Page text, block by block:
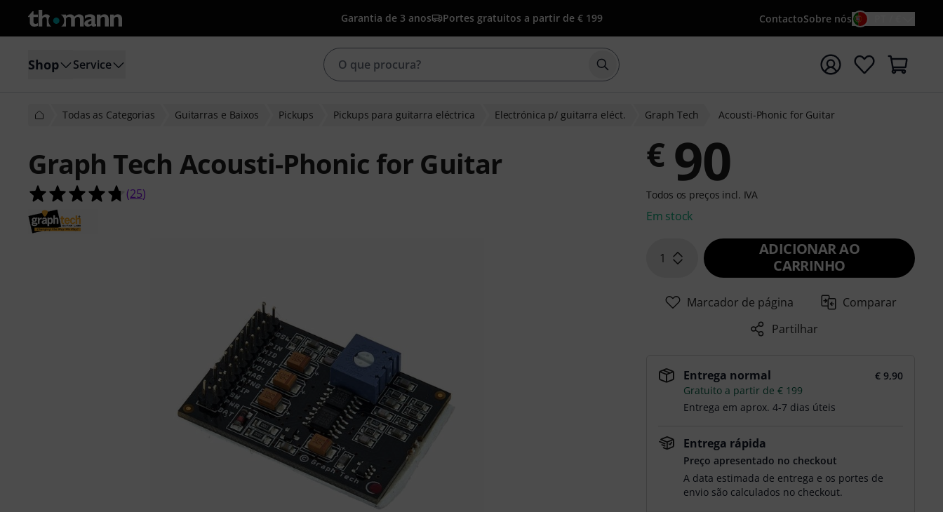
Garantia de 3 anos Portes gratuitos a partir de € 199 ContactoSobre nós
Shop Service Iniciar pesquisa com o termo de pesquisa {searchTerm}
Todas as Categorias Guitarras e Baixos Pickups Pickups para guitarra eléctrica Electrónica p/ guitarra eléct. Graph Tech Acousti-Phonic for Guitar
Graph Tech Acousti-Phonic for Guitar
4.7 de 5 estrelas de 25 avaliações de clientes
(25)
€ 90
Todos os preços incl. IVA
Em stock
1
ADICIONAR AO
CARRINHO
Marcador de página
Comparar
Partilhar
Entrega normal
€ 9,90
Gratuito a partir de € 199
Entrega em aprox. 4-7 dias úteis
Entrega rápida
Preço apresentado no checkout
A data estimada de entrega e os portes de
envio são calculados no checkout.